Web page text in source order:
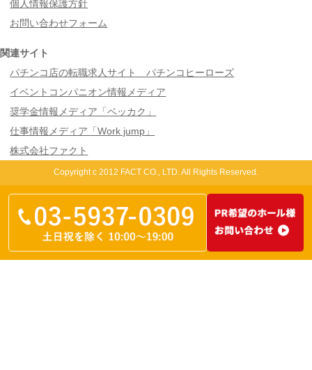
個人情報保護方針
お問い合わせフォーム
関連サイト
パチンコ店の転職求人サイト パチンコヒーローズ
イベントコンパニオン情報メディア
奨学金情報メディア「ベッカク」
仕事情報メディア「Work jump」
株式会社ファクト
Copyright c 2012 FACT CO., LTD. All Rights Reserved.